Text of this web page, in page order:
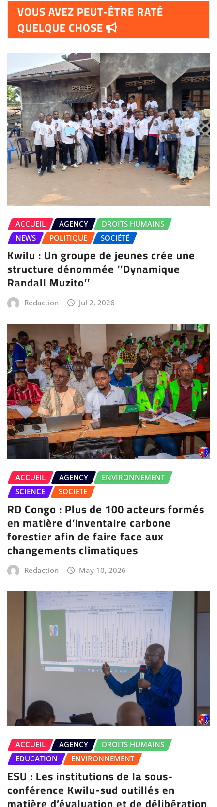
VOUS AVEZ PEUT-ÊTRE RATÉ
QUELQUE CHOSE
ACCUEIL AGENCY
DROITS HUMAINS
NEWS
POLITIQUE SOCIÉTÉ
Kwilu : Un groupe de jeunes crée une
structure dénommée ‘’Dynamique
Randall Muzito’’
Redaction Jul 2, 2026
ACCUEIL AGENCY
ENVIRONNEMENT
SCIENCE
SOCIÉTÉ
RD Congo : Plus de 100 acteurs formés
en matière d’inventaire carbone
forestier afin de faire face aux
changements climatiques
Redaction May 10, 2026
ACCUEIL AGENCY
DROITS HUMAINS
EDUCATION
ENVIRONNEMENT
ESU : Les institutions de la sous-
conférence Kwilu-sud outillés en